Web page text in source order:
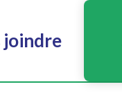
joindre